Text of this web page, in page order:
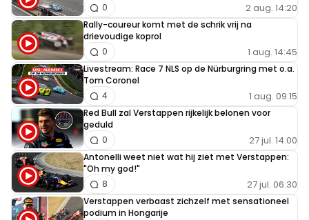
2 aug. 14:20
0
Rally-coureur komt met de schrik vrij na
drievoudige koprol
1 aug. 14:45
0
Livestream: Race 7 NLS op de Nürburgring met o.a.
Tom Coronel
1 aug. 09:15
4
Red Bull zal Verstappen rijkelijk belonen voor
geduld
27 jul. 14:00
0
Antonelli weet niet wat hij ziet met Verstappen:
"Oh my god!"
27 jul. 06:30
8
Verstappen verbaast zichzelf met sensationeel
podium in Hongarije